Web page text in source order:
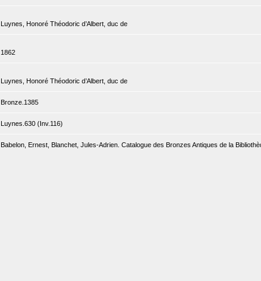
Luynes, Honoré Théodoric d’Albert, duc de
1862
Luynes, Honoré Théodoric d’Albert, duc de
Bronze.1385
Luynes.630 (Inv.116)
Babelon, Ernest, Blanchet, Jules-Adrien. Catalogue des Bronzes Antiques de la